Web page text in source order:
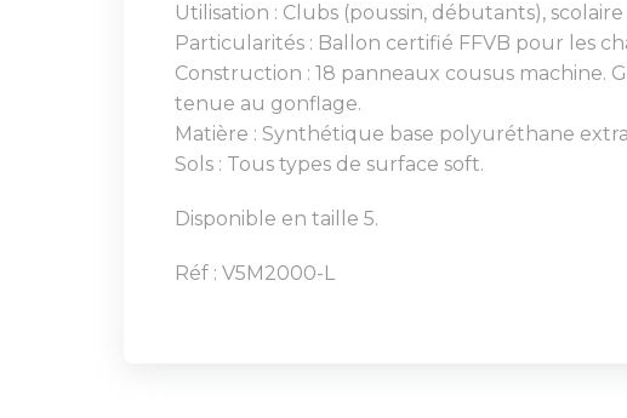
Utilisation : Clubs (poussin, débutants),
Particularités : Ballon certifié FFVB pour les
Construction : 18 panneaux cousus machine.
tenue au gonflage.
Matière : Synthétique base polyuréthane
Sols : Tous types de surface soft.
Disponible en taille 5.
Réf : V5M2000-L